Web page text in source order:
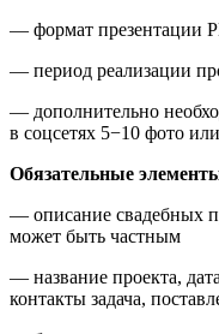
— формат презентации
— период реализации
— дополнительно
в соцсетях 5−10 фото
Обязательные
— описание свадебных
может быть частным
— название проекта,
контакты задача,